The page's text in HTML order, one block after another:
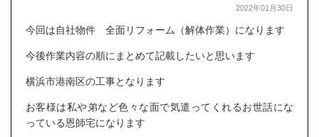
2022年01月30日
今回は自社物件 全面リフォーム（解体作業）になります
今後作業内容の順にまとめて記載したいと思います
横浜市港南区の工事となります
お客様は私や弟など色々な面で気遣ってくれるお世話にな
っている恩師宅になります